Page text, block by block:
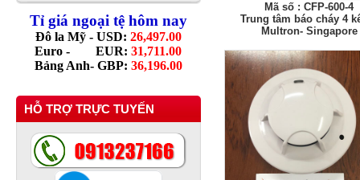
Tỉ giá ngoại tệ hôm nay
Đô la Mỹ - USD: 26,497.00
Euro - EUR: 31,711.00
Bảng Anh- GBP: 36,196.00
HỖ TRỢ TRỰC TUYẾN
Mã số : CFP-600-4
Trung tâm báo cháy 4
Multron- Singapore